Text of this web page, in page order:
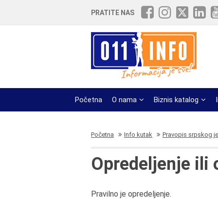
PRATITE NAS
Početna O nama Biznis katalog
Početna Info kutak Pravopis srpskog
Opredeljenje ili
Pravilno je opredeljenje.